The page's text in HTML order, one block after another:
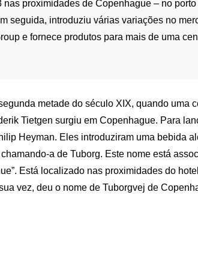
proximidades de Copenhague – no
seguida, introduziu várias variações no
e fornece produtos para mais de uma
metade do século XIX, quando uma
Tietgen surgiu em Copenhague. Para
Heyman. Eles introduziram uma bebida
a de Tuborg. Este nome está
Está localizado nas proximidades do
vez, deu o nome de Tuborgvej de